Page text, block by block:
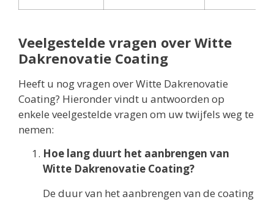
Veelgestelde vragen over Witte
Dakrenovatie Coating
Heeft u nog vragen over Witte Dakrenovatie
Coating? Hieronder vindt u antwoorden op
enkele veelgestelde vragen om uw twijfels weg te
nemen:
Hoe lang duurt het aanbrengen van
Witte Dakrenovatie Coating?
De duur van het aanbrengen van de coating